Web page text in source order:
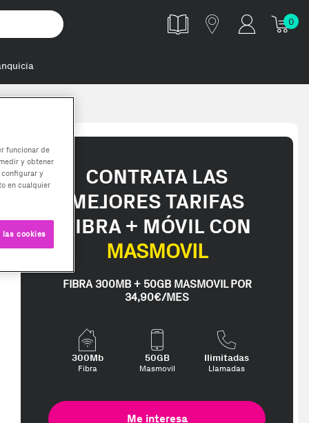
0
CONTRATA LAS
MEJORES TARIFAS
FIBRA + MÓVIL CON
MASMOVIL
FIBRA 300MB + 50GB MASMOVIL POR
34,90€/MES
300Mb
Fibra
50GB
Masmovil
Ilimitadas
Llamadas
Me interesa
funcionar de
y obtener
y
en cualquier
cookies